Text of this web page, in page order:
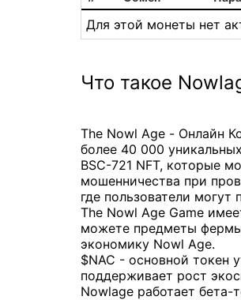
Для этой монеты нет
Что такое
The Nowl Age - Онлайн
более 40 000
BSC-721 NFT, которые
мошенничества при
где пользователи могут
The Nowl Age Game
можете предметы фермы
экономику Nowl Age.
$NAC - основной токен
поддерживает рост
Nowlage работает бета-